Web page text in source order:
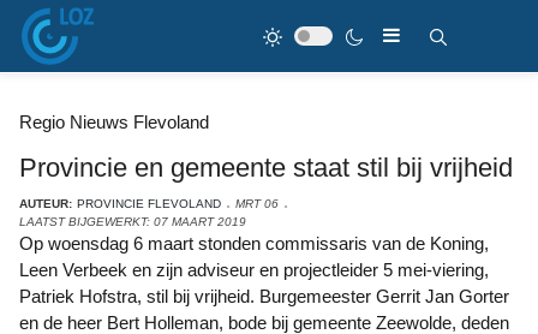
Regio Nieuws Flevoland
Provincie en gemeente staat stil bij vrijheid
AUTEUR: PROVINCIE FLEVOLAND
MRT 06
LAATST BIJGEWERKT: 07 MAART 2019
Op woensdag 6 maart stonden commissaris van de Koning,
Leen Verbeek en zijn adviseur en projectleider 5 mei-viering,
Patriek Hofstra, stil bij vrijheid. Burgemeester Gerrit Jan Gorter
en de heer Bert Holleman, bode bij gemeente Zeewolde, deden